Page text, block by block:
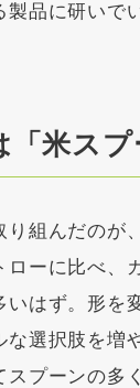
製品に研いで
米スプ
り組んだのが
ローに比べ、
はず。形を
な選択肢を増
スプーンの多